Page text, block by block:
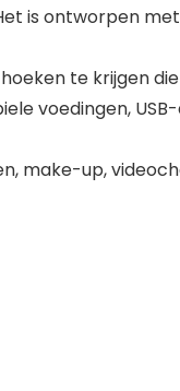
is ontworpen
te krijgen
voedingen,
make-up,